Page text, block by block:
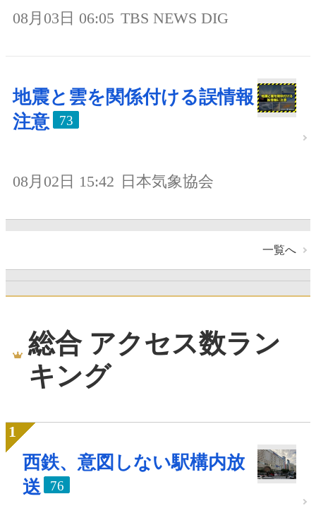
08月03日 06:05 TBS NEWS DIG
地震と雲を関係付ける誤情報
注意
73
08月02日 15:42 日本気象協会
一覧へ
総合 アクセス数ラン
キング
西鉄、意図しない駅構内放
送
76